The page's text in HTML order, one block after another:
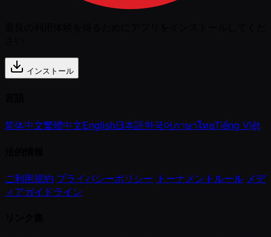
インストール
简体中文繁體中文English日本語한국어ภาษาไทยTiếng Việt
ご利用規約 プライバシーポリシー トーナメントルール メデ
ィアガイドライン